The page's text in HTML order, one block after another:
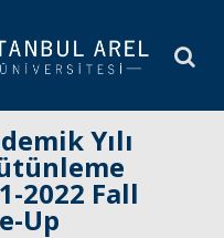
Yılı
2022 Fall
Up